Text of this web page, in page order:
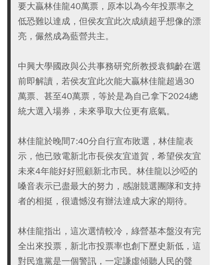
要大贏林佳龍40萬票，原本以為今年投票率之
低恐難以達成，但侯友宜此次成績超乎想像的漂
亮，儼然成為藍營共主。
中興大學國政與公共事務研究所教授袁鶴齡在選
前即解讀，若侯友宜此次能大贏林佳龍超過30
萬票、甚至40萬票，等於是為自己拿下2024總
統大選入場券，未來爭取大位更有底氣。
林佳龍於晚間7:40分自行宣布敗選，林佳龍表
示，他已致電新北市長侯友宜道賀，希望侯友宜
未來4年能好好照顧新北市民。林佳龍以沙啞的
嗓音表示已盡最大的努力，感謝競選團隊和支持
者的相挺，很遺憾沒有辦法達成大家的期待。
林佳龍指出，這次選情較冷，綠營基本盤沒有完
全出來投票，新北市投票率也創下歷史新低，這
對民進黨是一個警訊，一定謙虛傾聽人民的聲